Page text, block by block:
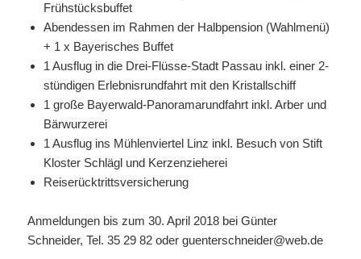
Frühstücksbuffet
Abendessen im Rahmen der Halbpension (Wahlmenü)
+ 1 x Bayerisches Buffet
1 Ausflug in die Drei-Flüsse-Stadt Passau inkl. einer 2-
stündigen Erlebnisrundfahrt mit den Kristallschiff
1 große Bayerwald-Panoramarundfahrt inkl. Arber und
Bärwurzerei
1 Ausflug ins Mühlenviertel Linz inkl. Besuch von Stift
Kloster Schlägl und Kerzenzieherei
Reiserücktrittsversicherung
Anmeldungen bis zum 30. April 2018 bei Günter
Schneider, Tel. 35 29 82 oder guenterschneider@web.de